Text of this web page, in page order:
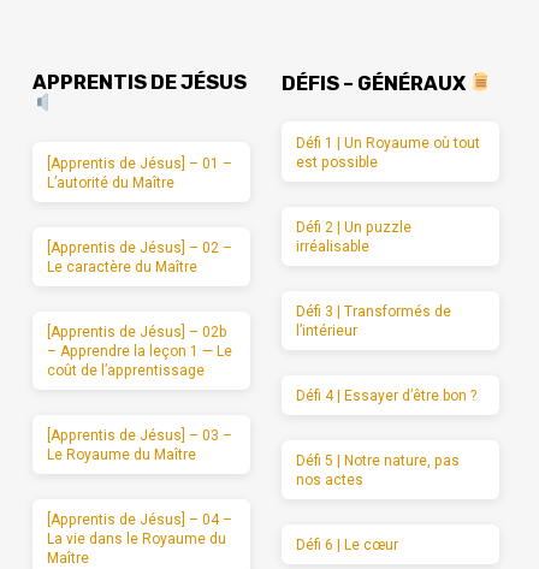
APPRENTIS DE JÉSUS
[Apprentis de Jésus] – 01 –
L’autorité du Maître
[Apprentis de Jésus] – 02 –
Le caractère du Maître
[Apprentis de Jésus] – 02b
– Apprendre la leçon 1 — Le
coût de l’apprentissage
[Apprentis de Jésus] – 03 –
Le Royaume du Maître
[Apprentis de Jésus] – 04 –
La vie dans le Royaume du
Maître
DÉFIS – GÉNÉRAUX
Défi 1 | Un Royaume où tout
est possible
Défi 2 | Un puzzle
irréalisable
Défi 3 | Transformés de
l’intérieur
Défi 4 | Essayer d’être bon ?
Défi 5 | Notre nature, pas
nos actes
Défi 6 | Le cœur